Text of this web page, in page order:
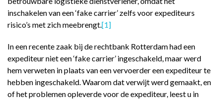
inschakelen van een ‘fake carrier’ zelfs voor expediteurs
risico’s met zich meebrengt.[1]
In een recente zaak bij de rechtbank Rotterdam had een
expediteur niet een ‘fake carrier’ ingeschakeld, maar werd
hem verweten in plaats van een vervoerder een expediteur te
hebben ingeschakeld. Waarom dat verwijt werd gemaakt, en
of het problemen opleverde voor de expediteur, leest u in